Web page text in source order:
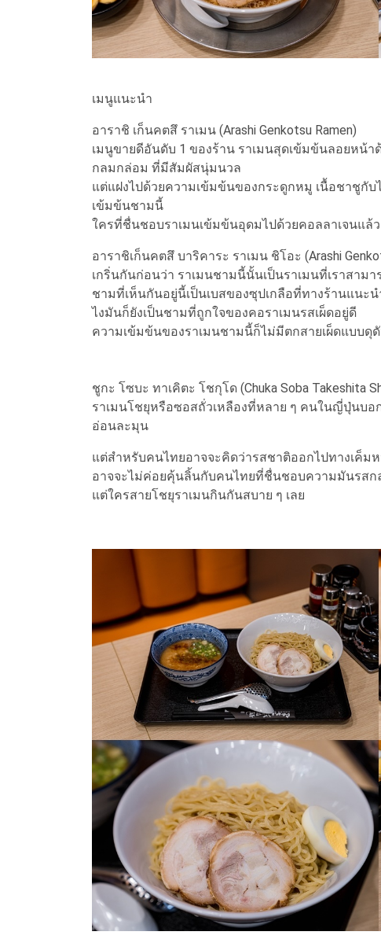
เมนูแนะนำ
อาราชิ เก็นคตสึ ราเมน (Arashi Genkotsu Ramen)
เมนูขายดีอันดับ 1 ของร้าน ราเมนสุดเข้มข้นลอยหน้
กลมกล่อม ที่มีสัมผัสนุ่มนวล
แต่แฝงไปด้วยความเข้มข้นของกระดูกหมู เนื้อชาชูกั
เข้มข้นชามนี้
ใครที่ชื่นชอบราเมนเข้มข้นอุดมไปด้วยคอลลาเจนแล้
อาราชิเก็นคตสึ บาริคาระ ราเมน ชิโอะ (Arashi
เกริ่นกันก่อนว่า ราเมนชามนี้นั้นเป็นราเมนที่เราสาม
ชามที่เห็นกันอยู่นี้เป็นเบสของซุปเกลือที่ทางร้านแนะ
ไงมันก็ยังเป็นชามที่ถูกใจของคอราเมนรสเผ็ดอยู่ดี
ความเข้มข้นของราเมนชามนี้ก็ไม่มีตกสายเผ็ดแบบ
ชูกะ โซบะ ทาเคิตะ โชกุโด (Chuka Soba Takeshita
ราเมนโชยุหรือซอสถั่วเหลืองที่หลาย ๆ คนในญี่ปุ่นบ
อ่อนละมุน
แต่สำหรับคนไทยอาจจะคิดว่ารสชาติออกไปทางเค็
อาจจะไม่ค่อยคุ้นลิ้นกับคนไทยที่ชื่นชอบความมันรสก
แต่ใครสายโชยุราเมนกินกันสบาย ๆ เลย